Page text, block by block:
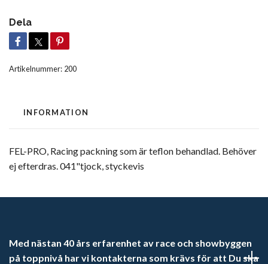
Dela
Artikelnummer: 200
INFORMATION
FEL-PRO, Racing packningsom är teflon behandlad. Behöver
ej efterdras. 041"tjock, styckevis
Med nästan 40 års erfarenhet av race och showbyggen
på toppnivå har vi kontakterna som krävs för att Du ska